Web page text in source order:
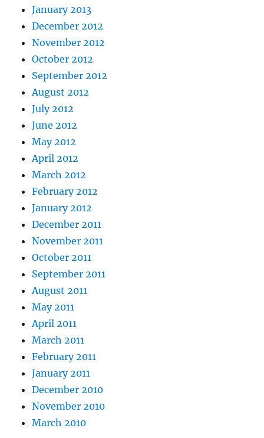
January 2013
December 2012
November 2012
October 2012
September 2012
August 2012
July 2012
June 2012
May 2012
April 2012
March 2012
February 2012
January 2012
December 2011
November 2011
October 2011
September 2011
August 2011
May 2011
April 2011
March 2011
February 2011
January 2011
December 2010
November 2010
March 2010